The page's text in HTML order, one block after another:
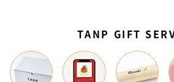
TANP GIFT